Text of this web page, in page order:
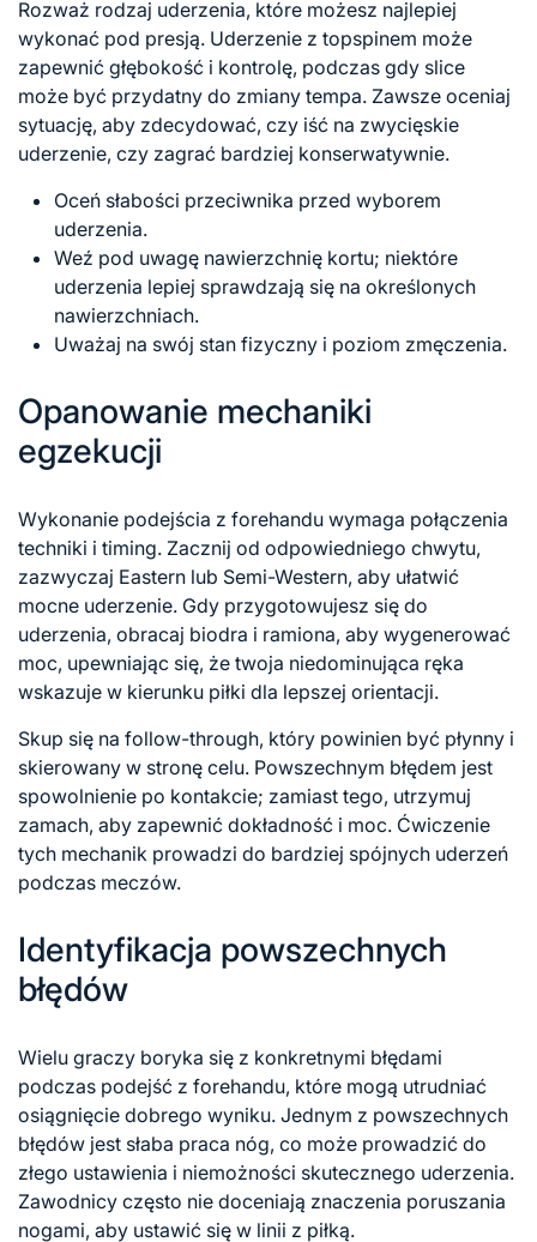
Rozważ rodzaj uderzenia, które możesz najlepiej
wykonać pod presją. Uderzenie z topspinem może
zapewnić głębokość i kontrolę, podczas gdy slice
może być przydatny do zmiany tempa. Zawsze oceniaj
sytuację, aby zdecydować, czy iść na zwycięskie
uderzenie, czy zagrać bardziej konserwatywnie.
Oceń słabości przeciwnika przed wyborem
uderzenia.
Weź pod uwagę nawierzchnię kortu; niektóre
uderzenia lepiej sprawdzają się na określonych
nawierzchniach.
Uważaj na swój stan fizyczny i poziom zmęczenia.
Opanowanie mechaniki
egzekucji
Wykonanie podejścia z forehandu wymaga połączenia
techniki i timing. Zacznij od odpowiedniego chwytu,
zazwyczaj Eastern lub Semi-Western, aby ułatwić
mocne uderzenie. Gdy przygotowujesz się do
uderzenia, obracaj biodra i ramiona, aby wygenerować
moc, upewniając się, że twoja niedominująca ręka
wskazuje w kierunku piłki dla lepszej orientacji.
Skup się na follow-through, który powinien być płynny i
skierowany w stronę celu. Powszechnym błędem jest
spowolnienie po kontakcie; zamiast tego, utrzymuj
zamach, aby zapewnić dokładność i moc. Ćwiczenie
tych mechanik prowadzi do bardziej spójnych uderzeń
podczas meczów.
Identyfikacja powszechnych
błędów
Wielu graczy boryka się z konkretnymi błędami
podczas podejść z forehandu, które mogą utrudniać
osiągnięcie dobrego wyniku. Jednym z powszechnych
błędów jest słaba praca nóg, co może prowadzić do
złego ustawienia i niemożności skutecznego uderzenia.
Zawodnicy często nie doceniają znaczenia poruszania
nogami, aby ustawić się w linii z piłką.